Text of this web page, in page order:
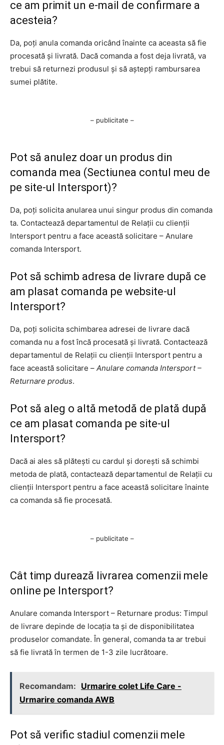
ce am primit un e-mail de confirmare a
acesteia?
Da, poți anula comanda oricând înainte ca aceasta să fie
procesată și livrată. Dacă comanda a fost deja livrată, va
trebui să returnezi produsul și să aștepți rambursarea
sumei plătite.
– publicitate –
Pot să anulez doar un produs din
comanda mea (Sectiunea contul meu de
pe site-ul Intersport)?
Da, poți solicita anularea unui singur produs din comanda
ta. Contactează departamentul de Relații cu clienții
Intersport pentru a face această solicitare – Anulare
comanda Intersport.
Pot să schimb adresa de livrare după ce
am plasat comanda pe website-ul
Intersport?
Da, poți solicita schimbarea adresei de livrare dacă
comanda nu a fost încă procesată și livrată. Contactează
departamentul de Relații cu clienții Intersport pentru a
face această solicitare – Anulare comanda Intersport –
Returnare produs.
Pot să aleg o altă metodă de plată după
ce am plasat comanda pe site-ul
Intersport?
Dacă ai ales să plătești cu cardul și dorești să schimbi
metoda de plată, contactează departamentul de Relații cu
clienții Intersport pentru a face această solicitare înainte
ca comanda să fie procesată.
– publicitate –
Cât timp durează livrarea comenzii mele
online pe Intersport?
Anulare comanda Intersport – Returnare produs: Timpul
de livrare depinde de locația ta și de disponibilitatea
produselor comandate. În general, comanda ta ar trebui
să fie livrată în termen de 1-3 zile lucrătoare.
Recomandam: Urmarire colet Life Care -
Urmarire comanda AWB
Pot să verific stadiul comenzii mele